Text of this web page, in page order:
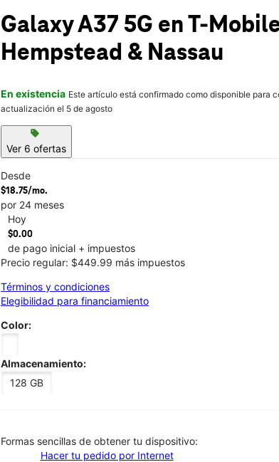
Galaxy A37 5G en T-
Hempstead & Nassau
En existencia Este artículo está confirmado como disponible para
actualización el 5 de agosto
sell
Ver 6 ofertas
Desde
$18.75/mo.
por 24 meses
Hoy
$0.00
de pago inicial + impuestos
Precio regular: $449.99 más impuestos
Términos y condiciones
Elegibilidad para financiamiento
Color:
Almacenamiento:
128 GB
​​​​​​​Formas sencillas de obtener tu dispositivo:
Hacer tu pedido por Internet